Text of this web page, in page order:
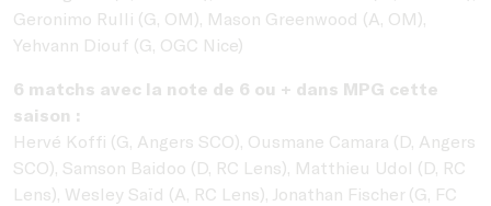
Geronimo Rulli (G, OM), Mason Greenwood (A, OM),
Yehvann Diouf (G, OGC Nice)
6 matchs avec la note de 6 ou + dans MPG cette
saison :
Hervé Koffi (G, Angers SCO), Ousmane Camara (D, Angers
SCO), Samson Baidoo (D, RC Lens), Matthieu Udol (D, RC
Lens), Wesley Saïd (A, RC Lens), Jonathan Fischer (G, FC